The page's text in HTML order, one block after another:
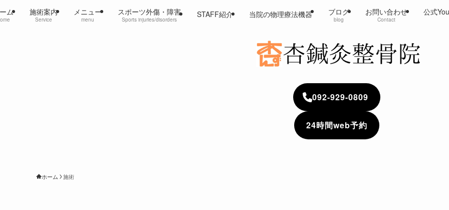
ム 施術案内
Service
メニュー
menu
スポーツ外傷・障害
Sports injuries/disorders
STAFF紹介 当院の物理療法機器 ブログ
blog
お問い合わせ
Contact
公式
092-929-0809
24時間web予約
ホーム 施術